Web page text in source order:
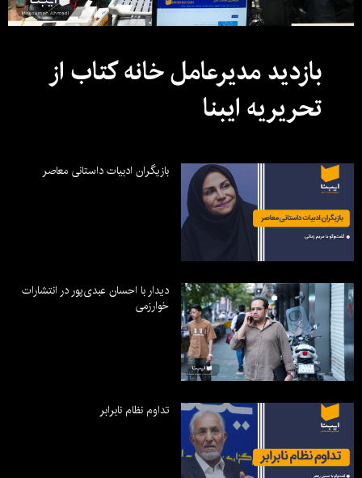
بازدید مدیرعامل خانه کتاب از
تحریریه ایبنا
بازیگران ادبیات داستانی معاصر
دیدار با احسان عبدی‌پور در انتشارات
خوارزمی
تداوم نظام نابرابر